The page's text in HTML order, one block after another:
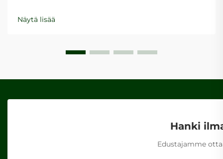
kanssa. Yksi usein sivuutettu mutta voimakas
brändityökalu on vaatimaton paperipussi, joka toimii
Näytä lisää
Hanki
Edustajamme